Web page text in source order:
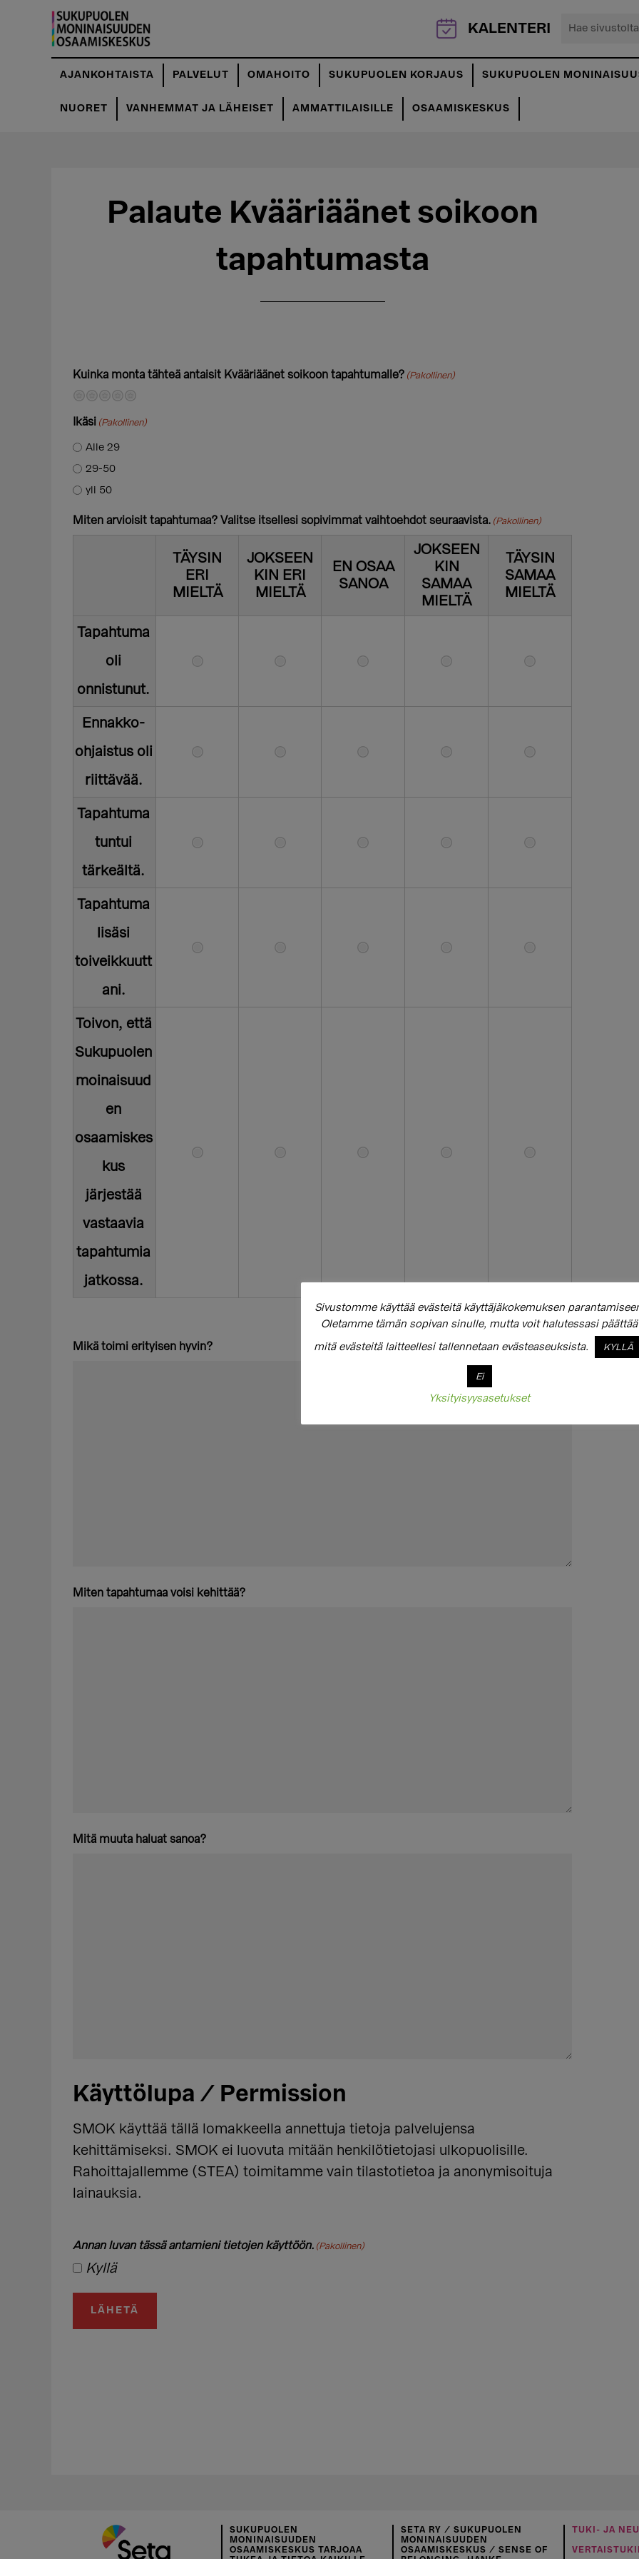
pääsisältöön
ensisijaiseen
sivupalkkiin
Hae
KALENTERI
AJANKOHTAISTA PALVELUT OMAHOITO SUKUPUOLEN KORJAUS SUKUPUOLEN
NUORET VANHEMMAT JA LÄHEISET AMMATTILAISILLE OSAAMISKESKUS
Palaute Kvääriäänet soikoon
tapahtumasta
Kuinka monta tähteä antaisit Kvääriäänet soikoon tapahtumalle? (Pakollinen)
Erinomainen
Aika hyvä
Neutraali
Ei kovin hyvä
Heikko
Ikäsi (Pakollinen)
Alle 29
29-50
yli 50
Miten arvioisit tapahtumaa? Valitse itsellesi sopivimmat vaihtoehdot seuraavista. (Pakollinen)
TÄYSIN
ERI
MIELTÄ
JOKSEEN
KIN ERI
MIELTÄ
EN OSAA
SANOA
JOKSEEN
KIN
SAMAA
MIELTÄ
TÄYSIN
SAMAA
MIELTÄ
Tapahtuma
oli
onnistunut.
Ennakko-
ohjaistus oli
riittävää.
Tapahtuma
tuntui
tärkeältä.
Tapahtuma
lisäsi
toiveikkuutt
ani.
Toivon, että
Sukupuolen
moinaisuud
en
osaamiskes
kus
järjestää
vastaavia
tapahtumia
jatkossa.
Mikä toimi erityisen hyvin?
Miten tapahtumaa voisi kehittää?
Mitä muuta haluat sanoa?
Käyttölupa / Permission
SMOK käyttää tällä lomakkeella annettuja tietoja palvelujensa
kehittämiseksi. SMOK ei luovuta mitään henkilötietojasi ulkopuolisille.
Rahoittajallemme (STEA) toimitamme vain tilastotietoa ja anonymisoituja
lainauksia.
Annan luvan tässä antamieni tietojen käyttöön. (Pakollinen)
Kyllä
LÄHETÄ
SUKUPUOLEN
MONINAISUUDEN
OSAAMISKESKUS TARJOAA
SETA RY / SUKUPUOLEN
MONINAISUUDEN
OSAAMISKESKUS / SENSE OF
TUKI- JA
Sivustomme käyttää evästeitä käyttäjäkokemuksen
Oletamme tämän sopivan sinulle, mutta voit halutessasi päättää
mitä evästeitä laitteellesi tallennetaan evästeaseuksista. KYLLÄ
Ei
Yksityisyysasetukset